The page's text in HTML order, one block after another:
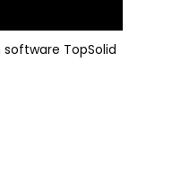
TopSolid